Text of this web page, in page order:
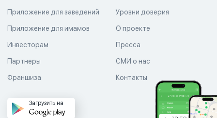
Уровни доверия
Приложение для заведений
Приложение для имамов О проекте
Пресса
СМИ о нас
Контакты
Инвесторам
Партнеры
Франшиза
Загрузить на